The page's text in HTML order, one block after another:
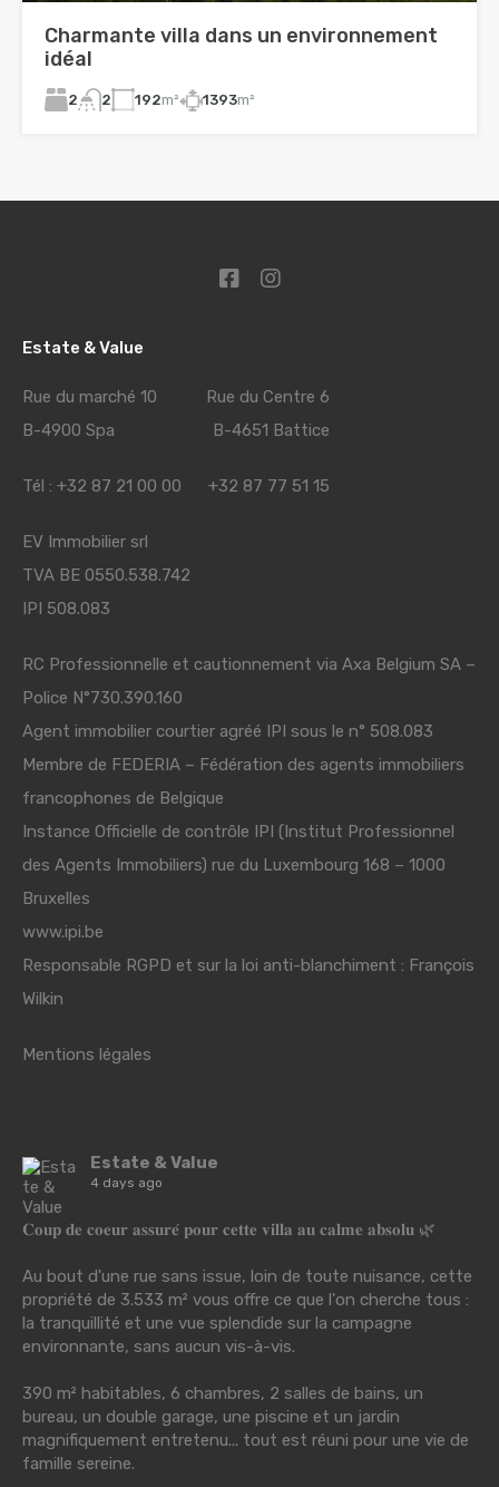
Charmante villa dans un environnement
idéal
2 2 192m² 1393m²
Estate & Value
Rue du marché 10 Rue du Centre 6
B-4900 Spa B-4651 Battice
Tél : +32 87 21 00 00 +32 87 77 51 15
EV Immobilier srl
TVA BE 0550.538.742
IPI 508.083
RC Professionnelle et cautionnement via Axa Belgium SA –
Police N°730.390.160
Agent immobilier courtier agréé IPI sous le n° 508.083
Membre de FEDERIA – Fédération des agents immobiliers
francophones de Belgique
Instance Officielle de contrôle IPI (Institut Professionnel
des Agents Immobiliers) rue du Luxembourg 168 – 1000
Bruxelles
www.ipi.be
Responsable RGPD et sur la loi anti-blanchiment : François
Wilkin
Mentions légales
Estate & Value
4 days ago
𝐂𝐨𝐮𝐩 𝐝𝐞 𝐜𝐨𝐞𝐮𝐫 𝐚𝐬𝐬𝐮𝐫𝐞́ 𝐩𝐨𝐮𝐫 𝐜𝐞𝐭𝐭𝐞 𝐯𝐢𝐥𝐥𝐚 𝐚𝐮 𝐜𝐚𝐥𝐦𝐞 𝐚𝐛𝐬𝐨𝐥𝐮 🌿
Au bout d'une rue sans issue, loin de toute nuisance, cette
propriété de 3.533 m² vous offre ce que l'on cherche tous :
la tranquillité et une vue splendide sur la campagne
environnante, sans aucun vis-à-vis.
390 m² habitables, 6 chambres, 2 salles de bains, un
bureau, un double garage, une piscine et un jardin
magnifiquement entretenu... tout est réuni pour une vie de
famille sereine.